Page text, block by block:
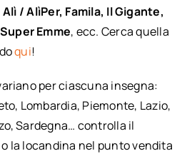
Alì / AlìPer, Famila, Il Gigante,
Emme, ecc. Cerca quella
qui!
per ciascuna insegna:
Lombardia, Piemonte, Lazio,
Sardegna… controlla il
o la locandina nel punto vendita